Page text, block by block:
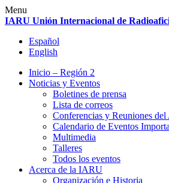
Skip
to
Menu
IARU Unión Internacional de
Español
English
Inicio – Región 2
Noticias y Eventos
Boletines de prensa
Lista de correos
Conferencias y Reuniones del
Calendario de Eventos
Multimedia
Talleres
Todos los eventos
Acerca de la IARU
Organización e Historia